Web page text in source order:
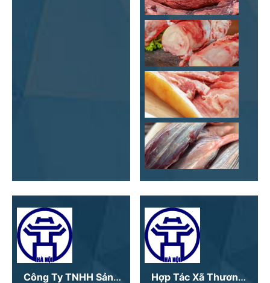
Công Ty TNHH Sản Xuất Thương Mại Cà Phê Aroli Hợp Tác Xã Thương Mại Và Dịch Vụ Nông Nghiệp Khai Thái